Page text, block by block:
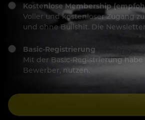
Kostenlose Membership
Voller und kostenloser Zugang
und ohne Bullshit. Die
Basic-Registrierung
Mit der Basic-Registrierung
Bewerber, nutzen.